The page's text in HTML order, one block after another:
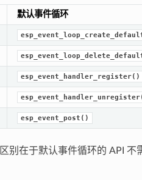
默认事件循环
esp_event_handler_register()
esp_event_post()
别在于默认事件循环的 API 不